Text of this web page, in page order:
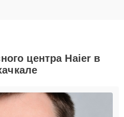
центра Haier в